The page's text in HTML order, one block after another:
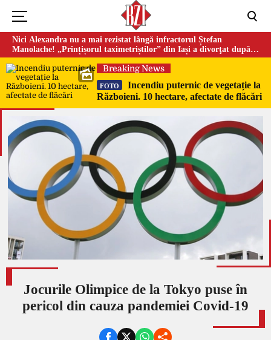
Nici Alexandra nu a mai rezistat lângă infractorul Ștefan
Manolache! „Prințișorul taximetriștilor” din Iași a divorţat după
doi ani de căsnicie
Breaking News
FOTO
Incendiu puternic de vegetație la
Războieni. 10 hectare, afectate de flăcări
Jocurile Olimpice de la Tokyo puse în
pericol din cauza pandemiei Covid-19